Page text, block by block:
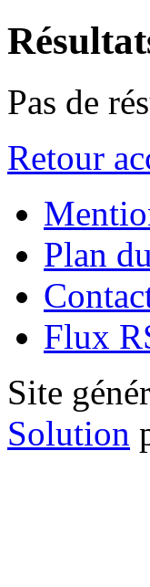
Pas de
Retour
Plan
Flux
Site
Solution